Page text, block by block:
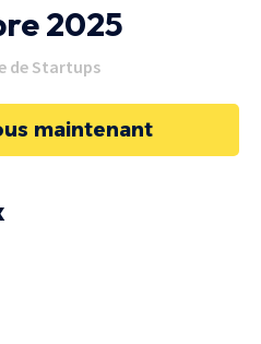
2025
de Startups
maintenant